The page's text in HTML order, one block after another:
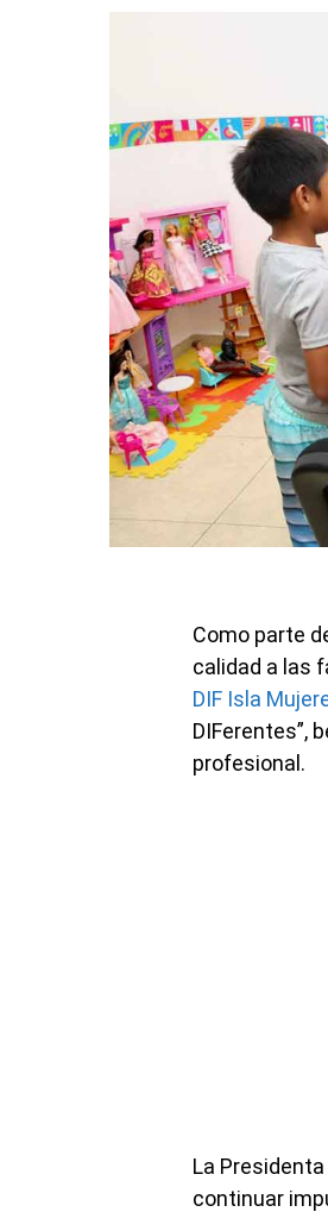
Como parte
calidad a las
DIF Isla
DIFerentes”,
profesional.
La
continuar